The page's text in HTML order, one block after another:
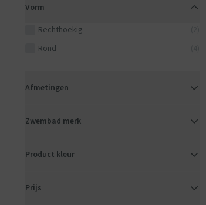
Vorm
Rechthoekig
Rond
Afmetingen
Zwembad merk
Product kleur
Prijs